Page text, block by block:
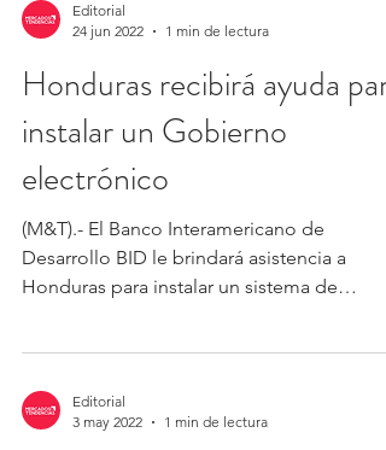
Editorial
24 jun 2022
1 min de lectura
Honduras recibirá ayuda para
instalar un Gobierno
electrónico
(M&T).- El Banco Interamericano de
Desarrollo BID le brindará asistencia a
Honduras para instalar un sistema de
Editorial
3 may 2022
1 min de lectura